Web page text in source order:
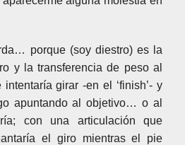
porque (soy diestro) es la
y la transferencia de peso al
girar -en el ‘finish’- y
apuntando al objetivo… o al
con una articulación que
el giro mientras el pie